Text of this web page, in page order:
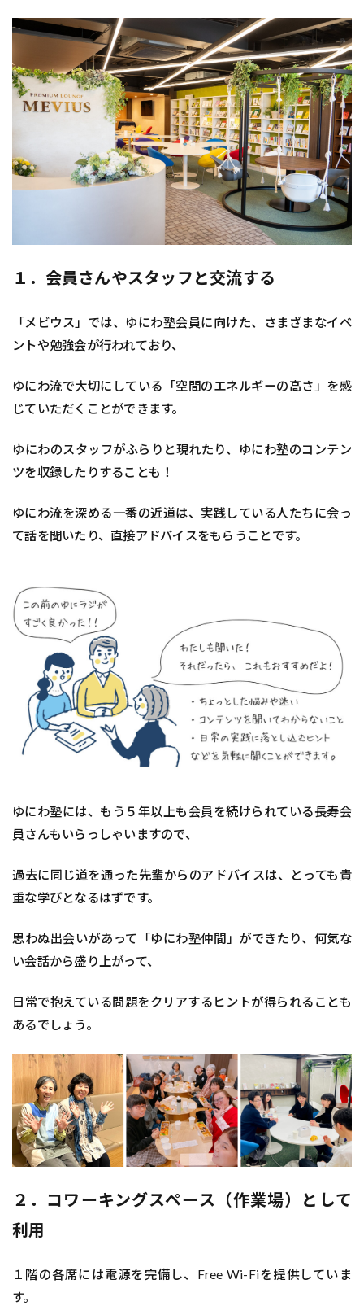
１．会員さんやスタッフと交流する
「メビウス」では、ゆにわ塾会員に向けた、さまざまなイベ
ントや勉強会が行われており、
ゆにわ流で大切にしている「空間のエネルギーの高さ」を感
じていただくことができます。
ゆにわのスタッフがふらりと現れたり、ゆにわ塾のコンテン
ツを収録したりすることも！
ゆにわ流を深める一番の近道は、実践している人たちに会っ
て話を聞いたり、直接アドバイスをもらうことです。
ゆにわ塾には、もう５年以上も会員を続けられている長寿会
員さんもいらっしゃいますので、
過去に同じ道を通った先輩からのアドバイスは、とっても貴
重な学びとなるはずです。
思わぬ出会いがあって「ゆにわ塾仲間」ができたり、何気な
い会話から盛り上がって、
日常で抱えている問題をクリアするヒントが得られることも
あるでしょう。
２．コワーキングスペース（作業場）として
利用
１階の各席には電源を完備し、Free Wi-Fiを提供していま
す。